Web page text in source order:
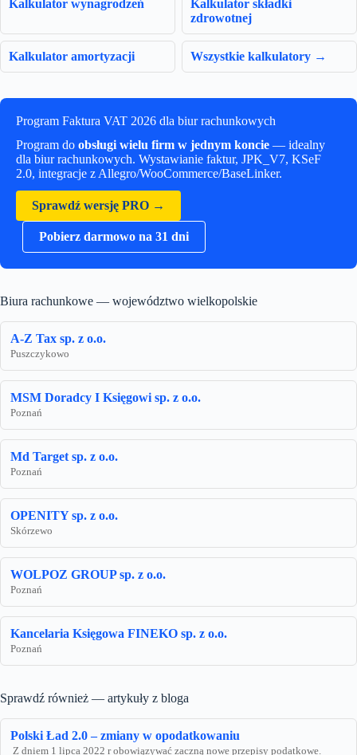
Kalkulator wynagrodzeń
Kalkulator składki
zdrowotnej
Kalkulator amortyzacji Wszystkie kalkulatory →
Program Faktura VAT 2026 dla biur rachunkowych
Program do obsługi wielu firm w jednym koncie — idealny
dla biur rachunkowych. Wystawianie faktur, JPK_V7, KSeF
2.0, integracje z Allegro/WooCommerce/BaseLinker.
Sprawdź wersję PRO →
Pobierz darmowo na 31 dni
Biura rachunkowe — województwo wielkopolskie
A-Z Tax sp. z o.o.
Puszczykowo
MSM Doradcy I Księgowi sp. z o.o.
Poznań
Md Target sp. z o.o.
Poznań
OPENITY sp. z o.o.
Skórzewo
WOLPOZ GROUP sp. z o.o.
Poznań
Kancelaria Księgowa FINEKO sp. z o.o.
Poznań
Sprawdź również — artykuły z bloga
Polski Ład 2.0 – zmiany w opodatkowaniu
Z dniem 1 lipca 2022 r obowiązywać zaczną nowe przepisy podatkowe.